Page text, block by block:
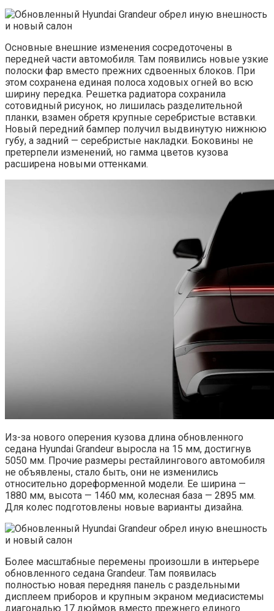
Основные внешние изменения сосредоточены в
передней части автомобиля. Там появились новые узкие
полоски фар вместо прежних сдвоенных блоков. При
этом сохранена единая полоса ходовых огней во всю
ширину передка. Решетка радиатора сохранила
сотовидный рисунок, но лишилась разделительной
планки, взамен обретя крупные серебристые вставки.
Новый передний бампер получил выдвинутую нижнюю
губу, а задний — серебристые накладки. Боковины не
претерпели изменений, но гамма цветов кузова
расширена новыми оттенками.
Из-за нового оперения кузова длина обновленного
седана Hyundai Grandeur выросла на 15 мм, достигнув
5050 мм. Прочие размеры рестайлингового автомобиля
не объявлены, стало быть, они не изменились
относительно дореформенной модели. Ее ширина —
1880 мм, высота — 1460 мм, колесная база — 2895 мм.
Для колес подготовлены новые варианты дизайна.
Более масштабные перемены произошли в интерьере
обновленного седана Grandeur. Там появилась
полностью новая передняя панель с раздельными
дисплеем приборов и крупным экраном медиасистемы
диагональю 17 дюймов вместо прежнего единого